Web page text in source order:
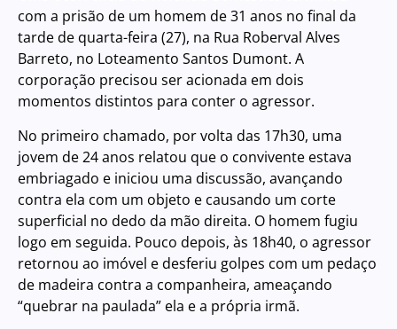
com a prisão de um homem de 31 anos no final da
tarde de quarta-feira (27), na Rua Roberval Alves
Barreto, no Loteamento Santos Dumont. A
corporação precisou ser acionada em dois
momentos distintos para conter o agressor.
No primeiro chamado, por volta das 17h30, uma
jovem de 24 anos relatou que o convivente estava
embriagado e iniciou uma discussão, avançando
contra ela com um objeto e causando um corte
superficial no dedo da mão direita. O homem fugiu
logo em seguida. Pouco depois, às 18h40, o agressor
retornou ao imóvel e desferiu golpes com um pedaço
de madeira contra a companheira, ameaçando
“quebrar na paulada” ela e a própria irmã.